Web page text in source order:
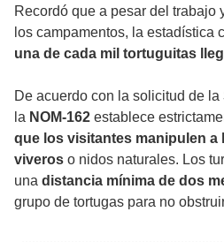
Recordó que a pesar del trabajo
los campamentos, la estadística
una de cada mil tortuguitas
De acuerdo con la solicitud de la
la NOM-162 establece
que los visitantes manipulen a
viveros o nidos naturales. Los
una distancia mínima de dos
grupo de tortugas para no